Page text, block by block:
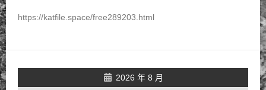
https://katfile.space/free289203.html
2026 年 8 月